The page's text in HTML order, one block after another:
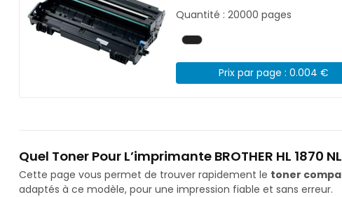
Quantité : 20000 pages
Prix par page : 0.004 €
Quel Toner Pour L’imprimante BROTHER HL 1870
Cette page vous permet de trouver rapidement le toner
adaptés à ce modèle, pour une impression fiable et sans erreur.